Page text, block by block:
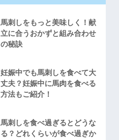
馬刺しをもっと美味しく！献
立に合うおかずと組み合わせ
の秘訣
妊娠中でも馬刺しを食べて大
丈夫？妊娠中に馬肉を食べる
方法もご紹介！
馬刺しを食べ過ぎるとどうな
る？どれくらいが食べ過ぎか